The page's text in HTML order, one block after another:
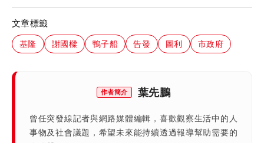
文章標籤
基隆 謝國樑 鴨子船 告發 圖利 市政府
作者簡介 葉先鵬
曾任突發線記者與網路媒體編輯，喜歡觀察生活中的人
事物及社會議題，希望未來能持續透過報導幫助需要的